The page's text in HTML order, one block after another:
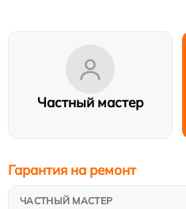
Частный мастер
Гарантия на ремонт